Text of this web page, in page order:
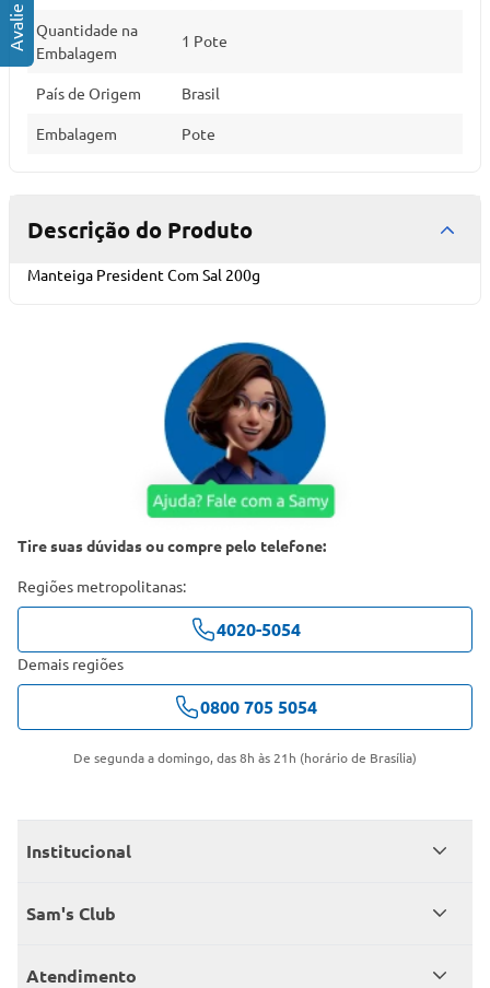
Quantidade na
Embalagem
1 Pote
País de Origem Brasil
Embalagem Pote
Descrição do Produto
Manteiga President Com Sal 200g
Tire suas dúvidas ou compre pelo telefone:
Regiões metropolitanas:
4020-5054
Demais regiões
0800 705 5054
De segunda a domingo, das 8h às 21h (horário de Brasília)
Institucional
Quem somos
Sam's Club
Seja sócio
Atendimento